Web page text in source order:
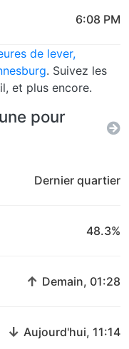
6:08 PM
de lever,
. Suivez les
et plus encore.
pour
Dernier quartier
48.3%
↑ Demain, 01:28
↓ Aujourd'hui, 11:14